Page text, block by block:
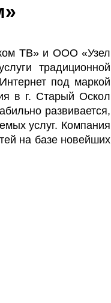
ТВ» и ООО «Узел
традиционной
под маркой
в г. Старый Оскол
развивается,
услуг. Компания
на базе новейших